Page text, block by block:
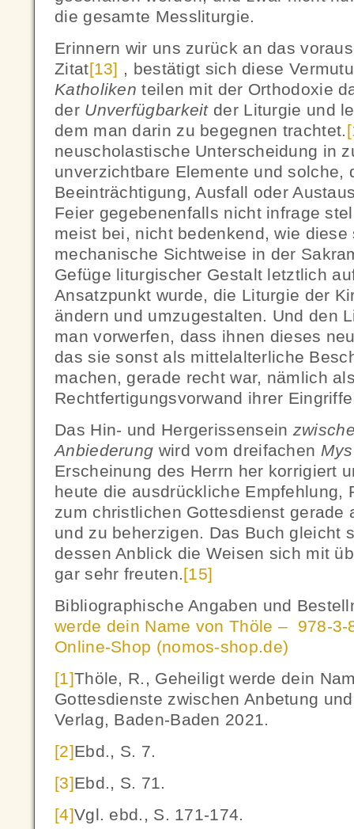
die gesamte Messliturgie.
Erinnern wir uns zurück an das
Zitat[13] , bestätigt sich diese
Katholikenteilen mit der Orthodoxie
der Unverfügbarkeit der Liturgie und
dem man darin zu begegnen trachtet.
neuscholastische Unterscheidung in
unverzichtbare Elemente und solche,
Beeinträchtigung, Ausfall oder
Feier gegebenenfalls nicht infrage
meist bei, nicht bedenkend, wie diese
mechanische Sichtweise in der
Gefüge liturgischer Gestalt letztlich
Ansatzpunkt wurde, die Liturgie der
ändern und umzugestalten. Und den
man vorwerfen, dass ihnen dieses
das sie sonst als mittelalterliche
machen, gerade recht war, nämlich
Rechtfertigungsvorwand ihrer
Das Hin- und Hergerissensein
Anbiederung wird vom dreifachen
Erscheinung des Herrn her korrigiert
heute die ausdrückliche Empfehlung,
zum christlichen Gottesdienst gerade
und zu beherzigen. Das Buch gleicht
dessen Anblick die Weisen sich mit
gar sehr freuten.[15]
Bibliographische Angaben und
werde dein Name von Thöle – 978-3-
Online-Shop (nomos-shop.de)
[1]Thöle, R., Geheiligt werde dein
Gottesdienste zwischen Anbetung
Verlag, Baden-Baden 2021.
[2]Ebd., S. 7.
[3]Ebd., S. 71.
[4]Vgl. ebd., S. 171-174.